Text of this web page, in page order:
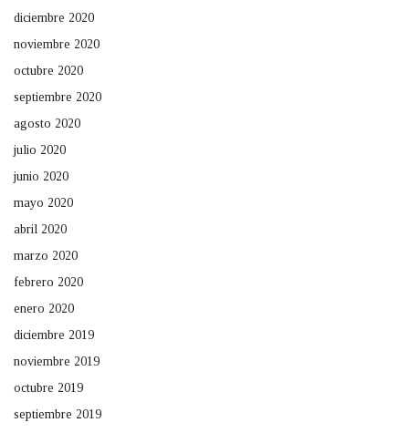
diciembre 2020
noviembre 2020
octubre 2020
septiembre 2020
agosto 2020
julio 2020
junio 2020
mayo 2020
abril 2020
marzo 2020
febrero 2020
enero 2020
diciembre 2019
noviembre 2019
octubre 2019
septiembre 2019